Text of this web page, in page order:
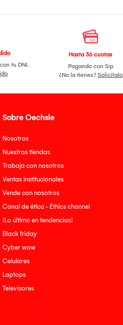
tu DNI.
Hasta 36 cuotas
Pagando con Sip
¿No la tienes? Solicítala
Sobre Oechsle
Nosotros
Nuestras tiendas
Trabaja con nosotros
Ventas institucionales
Vende con nosotros
Canal de ética - Ethics channel
¡Lo último en tendencias!
Black friday
Cyber wow
Celulares
Laptops
Televisores